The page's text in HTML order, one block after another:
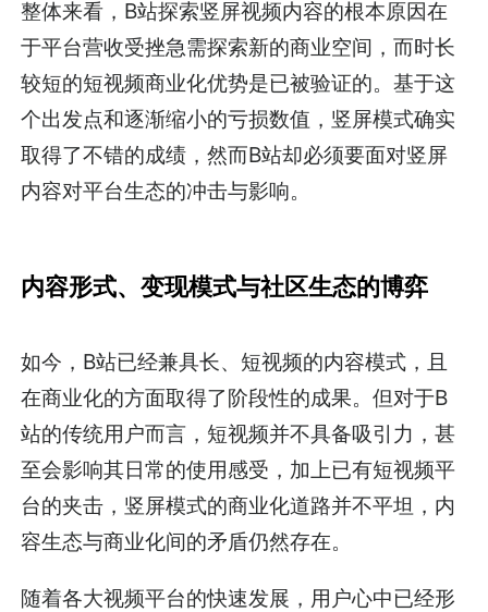
整体来看，B站探索竖屏视频内容的根本原因在
于平台营收受挫急需探索新的商业空间，而时长
较短的短视频商业化优势是已被验证的。基于这
个出发点和逐渐缩小的亏损数值，竖屏模式确实
取得了不错的成绩，然而B站却必须要面对竖屏
内容对平台生态的冲击与影响。
内容形式、变现模式与社区生态的博弈
如今，B站已经兼具长、短视频的内容模式，且
在商业化的方面取得了阶段性的成果。但对于B
站的传统用户而言，短视频并不具备吸引力，甚
至会影响其日常的使用感受，加上已有短视频平
台的夹击，竖屏模式的商业化道路并不平坦，内
容生态与商业化间的矛盾仍然存在。
随着各大视频平台的快速发展，用户心中已经形